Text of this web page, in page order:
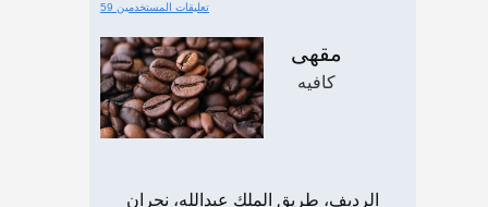
59 تعليقات المستخدمين
مقهى
كافيه
الرديف، طريق الملك عبدالله، نجران